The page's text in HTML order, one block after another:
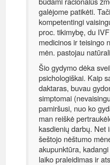
galėjome patikėti.
kompetentingi
proc. tikimybę, du
medicinos ir teisingo
mėn. pastojau
Šio gydymo dėka
psichologiškai. Kaip
daktaras, buvau
simptomai
pamiršusi, nuo ko
man reiškė
kasdienių darbų. Net
šeštojo nėštumo
akupunktūra,
laiko praleidimas ir